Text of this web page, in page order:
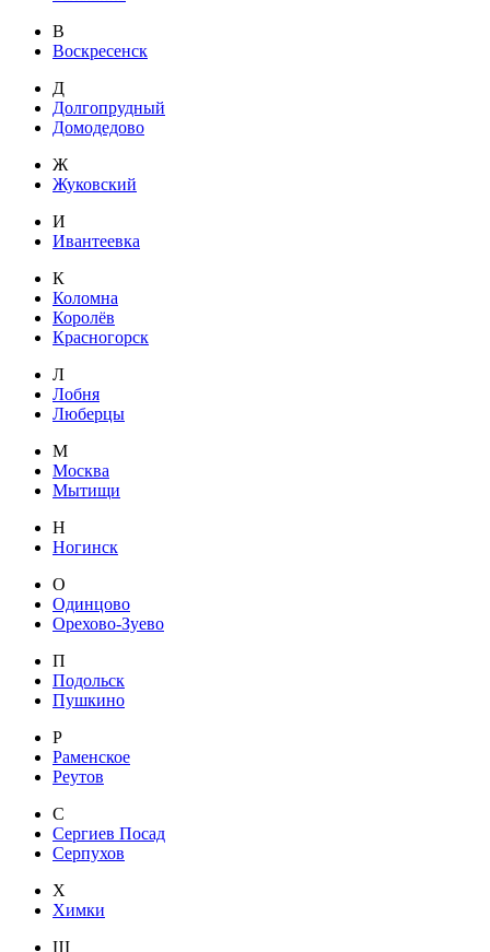
В
Воскресенск
Д
Долгопрудный
Домодедово
Ж
Жуковский
И
Ивантеевка
К
Коломна
Королёв
Красногорск
Л
Лобня
Люберцы
М
Москва
Мытищи
Н
Ногинск
О
Одинцово
Орехово-Зуево
П
Подольск
Пушкино
Р
Раменское
Реутов
С
Сергиев Посад
Серпухов
Х
Химки
Щ